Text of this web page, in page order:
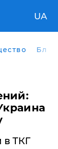
UA
в ТКГ